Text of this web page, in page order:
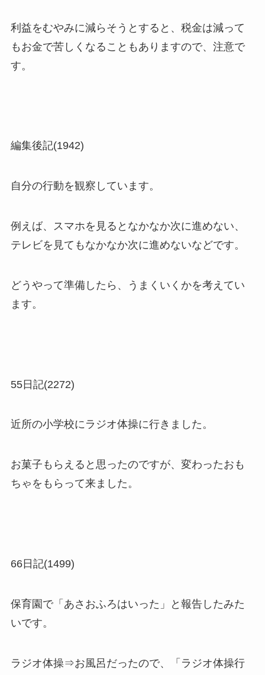
利益をむやみに減らそうとすると、税金は減って
もお金で苦しくなることもありますので、注意で
す。
編集後記(1942)
自分の行動を観察しています。
例えば、スマホを見るとなかなか次に進めない、
テレビを見てもなかなか次に進めないなどです。
どうやって準備したら、うまくいくかを考えてい
ます。
55日記(2272)
近所の小学校にラジオ体操に行きました。
お菓子もらえると思ったのですが、変わったおも
ちゃをもらって来ました。
66日記(1499)
保育園で「あさおふろはいった」と報告したみた
いです。
ラジオ体操⇒お風呂だったので、「ラジオ体操行